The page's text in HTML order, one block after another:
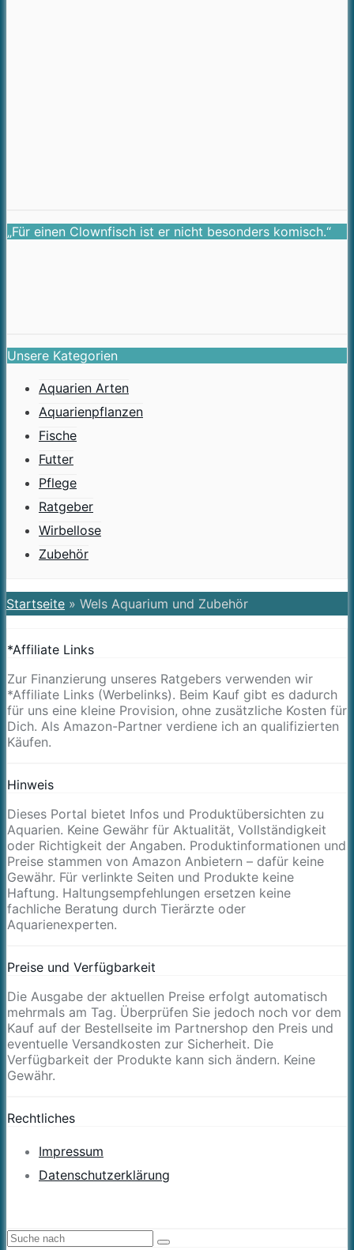
„Für einen Clownfisch ist er nicht besonders komisch.“
Unsere Kategorien
Aquarien Arten
Aquarienpflanzen
Fische
Futter
Pflege
Ratgeber
Wirbellose
Zubehör
Startseite » Wels Aquarium und Zubehör
*Affiliate Links
Zur Finanzierung unseres Ratgebers verwenden wir
*Affiliate Links (Werbelinks). Beim Kauf gibt es dadurch
für uns eine kleine Provision, ohne zusätzliche Kosten für
Dich. Als Amazon-Partner verdiene ich an qualifizierten
Käufen.
Hinweis
Dieses Portal bietet Infos und Produktübersichten zu
Aquarien. Keine Gewähr für Aktualität, Vollständigkeit
oder Richtigkeit der Angaben. Produktinformationen und
Preise stammen von Amazon Anbietern – dafür keine
Gewähr. Für verlinkte Seiten und Produkte keine
Haftung. Haltungsempfehlungen ersetzen keine
fachliche Beratung durch Tierärzte oder
Aquarienexperten.
Preise und Verfügbarkeit
Die Ausgabe der aktuellen Preise erfolgt automatisch
mehrmals am Tag. Überprüfen Sie jedoch noch vor dem
Kauf auf der Bestellseite im Partnershop den Preis und
eventuelle Versandkosten zur Sicherheit. Die
Verfügbarkeit der Produkte kann sich ändern. Keine
Gewähr.
Rechtliches
Impressum
Datenschutzerklärung